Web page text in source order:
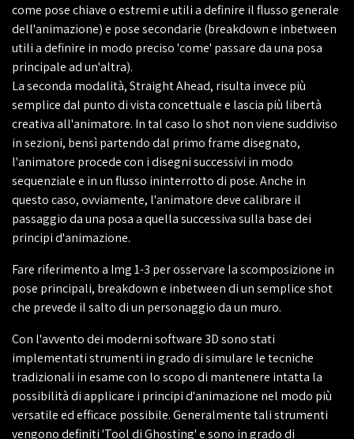
come pose chiave o estremi e utili a definire il flusso generale
dell'animazione) e pose secondarie (breakdown e inbetween
utili a definire in modo preciso 'come' passare da una posa
principale ad un'altra).
La seconda modalità, Straight Ahead, risulta invece più
semplice dal punto di vista concettuale e lascia più libertà
creativa all'animatore. In tal caso lo shot non viene suddiviso
in sezioni, bensì partendo dal primo frame disegnato,
l'animatore procede con i disegni successivi in modo
sequenziale e in un flusso ininterrotto di pose. Anche in
questo caso, ovviamente, l'animatore deve calibrare il
passaggio da una posa a quella successiva sulla base dei
principi d'animazione.
Fare riferimento a Img 1-3 per osservare la scomposizione in
pose principali, breakdown e inbetween di un semplice shot
che prevede il salto di un personaggio da un muro.
Con l'avvento dei moderni software 3D sono stati
implementati strumenti in grado di simulare le tecniche
tradizionali in esame con lo scopo di mantenere intatta la
possibilità di applicare i principi d'animazione nel modo più
versatile ed efficace possibile. Generalmente tali strumenti
vengono definiti 'Tool di Ghosting' e sono in grado di